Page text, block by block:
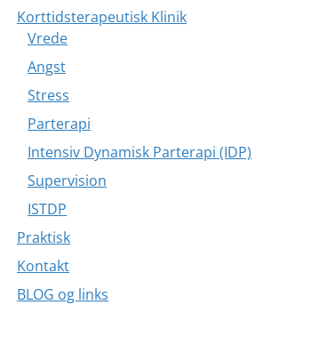
Korttidsterapeutisk Klinik
Vrede
Angst
Stress
Parterapi
Intensiv Dynamisk Parterapi (IDP)
Supervision
ISTDP
Praktisk
Kontakt
BLOG og links